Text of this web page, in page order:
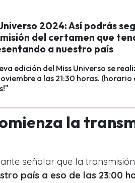
2024: Así podrás
del certamen que
a nuestro país
edición del Miss Universo se
a las 21:30 horas. (horario
la
señalar que la
país a eso de las 23:00